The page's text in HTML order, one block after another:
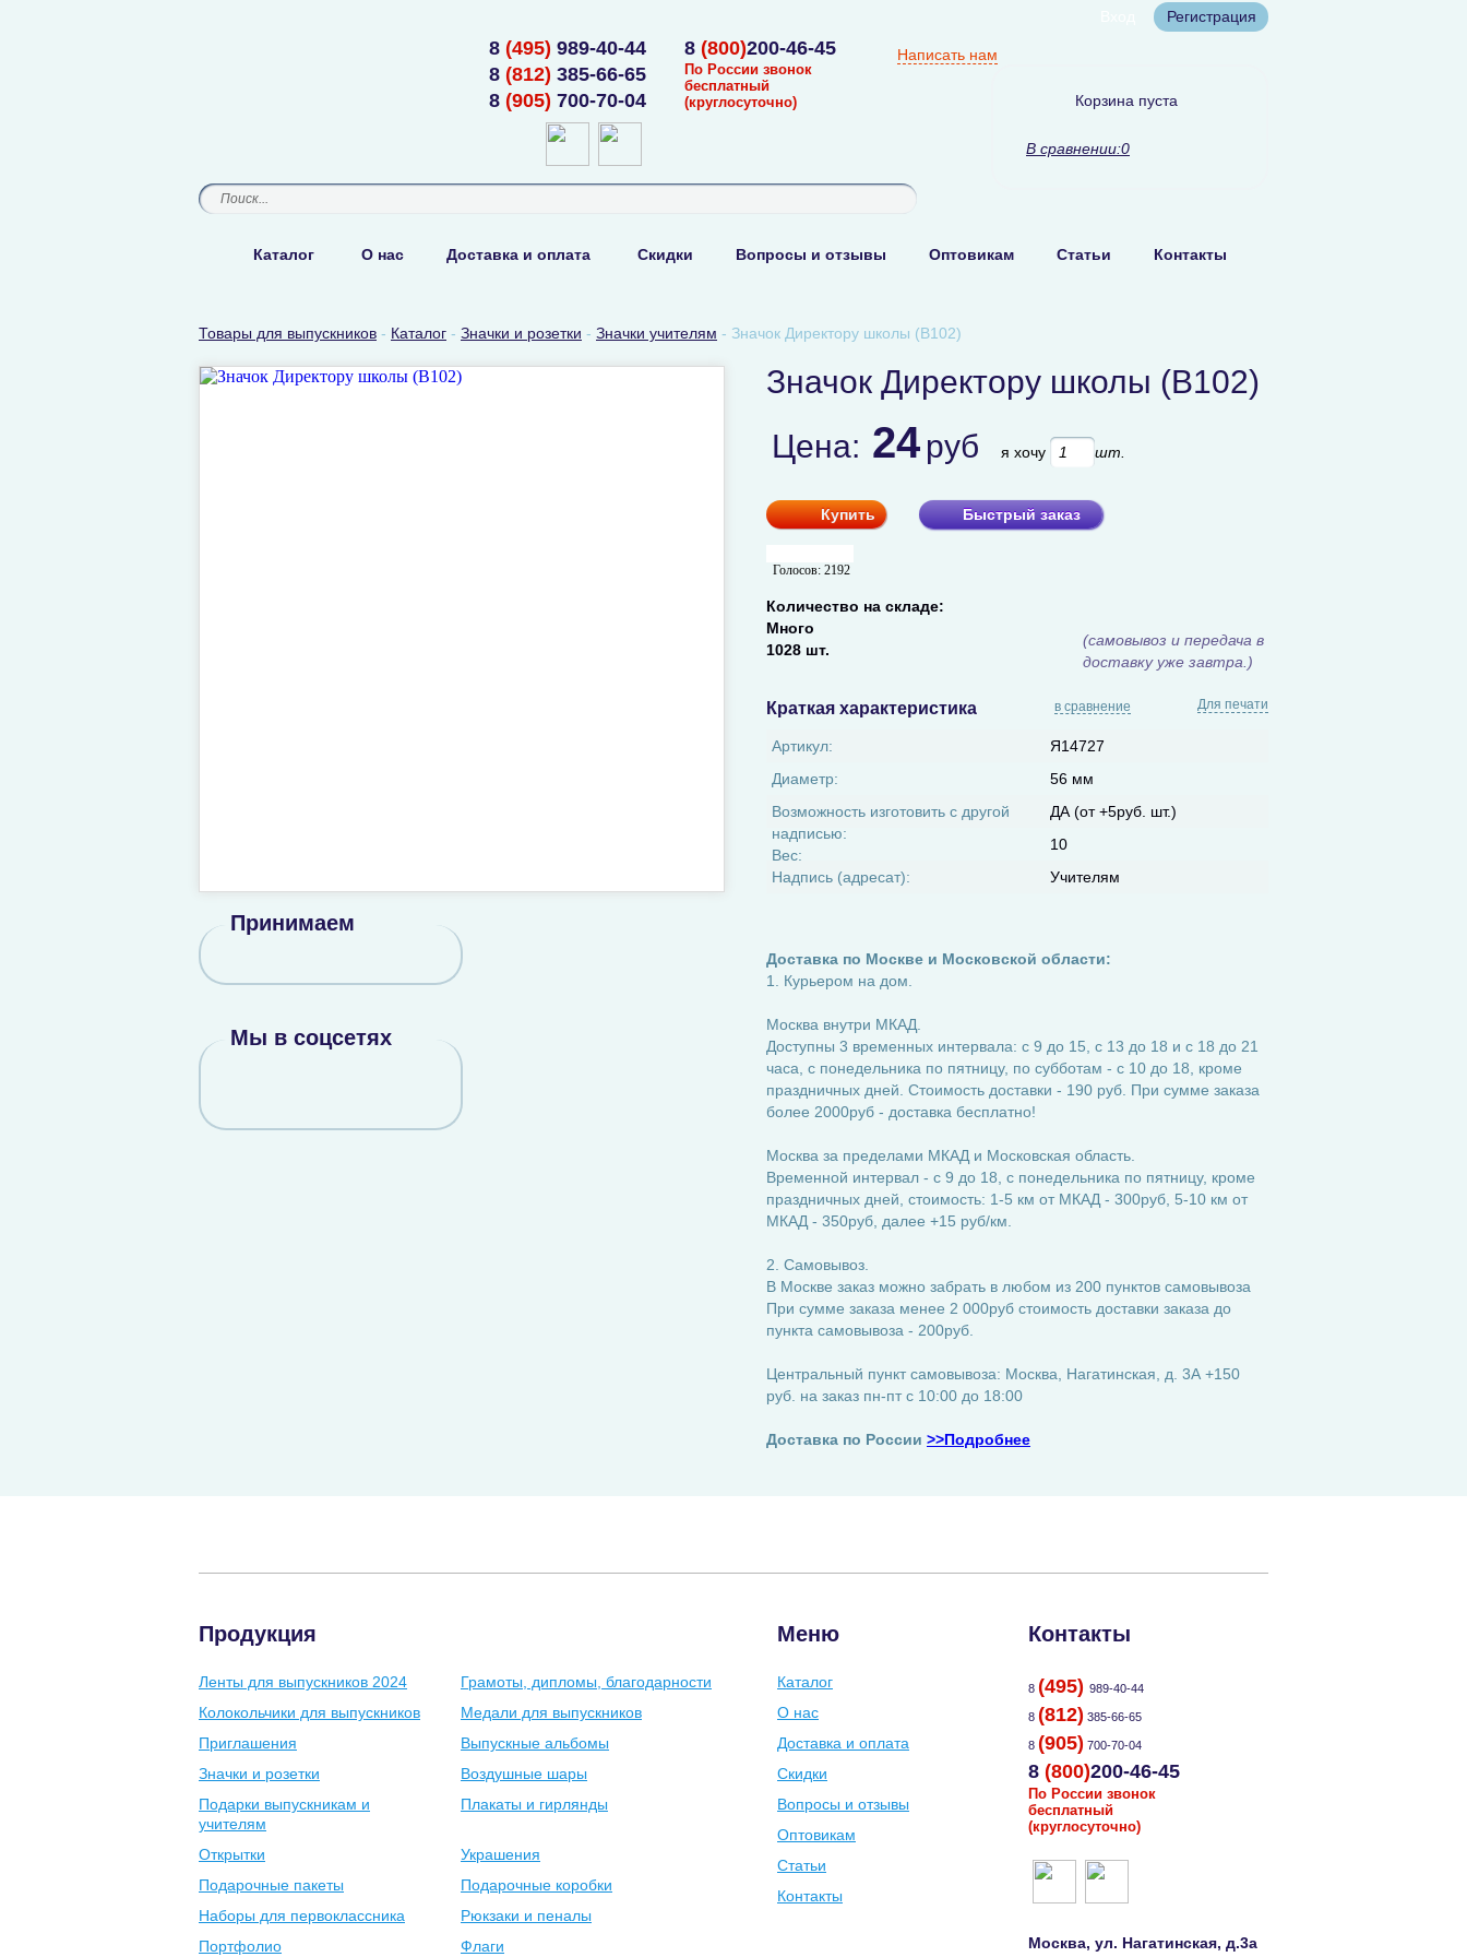
Регистрация
8 (495) 989-40-44
8 (812) 385-66-65
8 (905) 700-70-04
8 (800)200-46-45
По России звонок
бесплатный
(круглосуточно)
Написать нам
Корзина пуста
В сравнении:0
Каталог О нас Доставка и оплата Скидки Вопросы и отзывы Оптовикам Статьи Контакты
Товары для выпускников - Каталог - Значки и розетки - Значки учителям - Значок Директору школы (В102)
Значок Директору школы (В102)
Цена: 24 руб я хочу шт.
Купить Быстрый заказ
Голосов: 2192
Количество на складе:
Много
1028 шт.
(самовывоз и передача в
доставку уже завтра.)
Краткая характеристика Для печати
в сравнение
Артикул:
Я14727
Диаметр:
56 мм
Возможность изготовить с другой
надписью:
ДА (от +5руб. шт.)
Вес:
10
Надпись (адресат):
Учителям
Доставка по Москве и Московской области:
1. Курьером на дом.
Москва внутри МКАД.
Доступны 3 временных интервала: с 9 до 15, с 13 до 18 и с 18 до 21
часа, с понедельника по пятницу, по субботам - с 10 до 18, кроме
праздничных дней. Стоимость доставки - 190 руб. При сумме заказа
более 2000руб - доставка бесплатно!
Москва за пределами МКАД и Московская область.
Временной интервал - с 9 до 18, с понедельника по пятницу, кроме
праздничных дней, стоимость: 1-5 км от МКАД - 300руб, 5-10 км от
МКАД - 350руб, далее +15 руб/км.
2. Самовывоз.
В Москве заказ можно забрать в любом из 200 пунктов самовывоза
При сумме заказа менее 2 000руб стоимость доставки заказа до
пункта самовывоза - 200руб.
Центральный пункт самовывоза: Москва, Нагатинская, д. 3А +150
руб. на заказ пн-пт с 10:00 до 18:00
Доставка по России >>Подробнее
Принимаем
Мы в соцсетях
Продукция
Ленты для выпускников 2024
Грамоты, дипломы, благодарности
Колокольчики для выпускников
Медали для выпускников
Приглашения
Выпускные альбомы
Значки и розетки
Воздушные шары
Подарки выпускникам и
учителям
Плакаты и гирлянды
Открытки
Украшения
Подарочные пакеты
Подарочные коробки
Наборы для первоклассника
Рюкзаки и пеналы
Портфолио
Флаги
Меню
Каталог
О нас
Доставка и оплата
Скидки
Вопросы и отзывы
Оптовикам
Статьи
Контакты
Контакты
8 (495) 989-40-44
8 (812) 385-66-65
8 (905) 700-70-04
8 (800)200-46-45
По России звонок
бесплатный
(круглосуточно)
Москва, ул. Нагатинская, д.3а